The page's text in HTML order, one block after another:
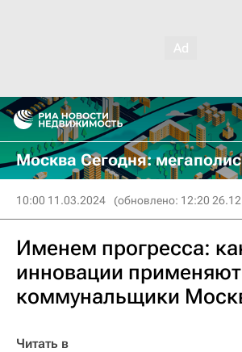
Москва Сегодня:
10:00 11.03.2024 (обновлено: 12:20
Именем прогресса:
инновации применяют
коммунальщики
Читать в